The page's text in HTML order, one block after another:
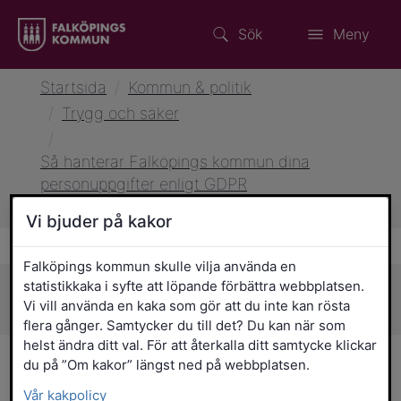
Sök Meny
Startsida
Kommun & politik
Trygg och säker
Så hanterar Falköpings kommun dina
personuppgifter enligt GDPR
Hantering av personuppgifter i Actor
Sidans innehåll
Hantering av
Vi bjuder på kakor
Falköpings kommun skulle vilja använda en
statistikkaka i syfte att löpande förbättra webbplatsen.
Vi vill använda en kaka som gör att du inte kan rösta
flera gånger. Samtycker du till det? Du kan när som
helst ändra ditt val. För att återkalla ditt samtycke klickar
du på ”Om kakor” längst ned på webbplatsen.
Vår kakpolicy